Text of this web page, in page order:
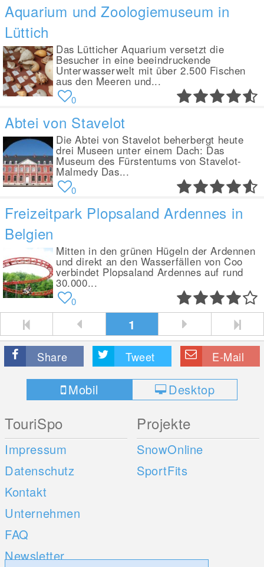
Aquarium und Zoologiemuseum in
Lüttich
Das Lütticher Aquarium versetzt die
Besucher in eine beeindruckende
Unterwasserwelt mit über 2.500 Fischen
aus den Meeren und...
0
Abtei von Stavelot
Die Abtei von Stavelot beherbergt heute
drei Museen unter einem Dach: Das
Museum des Fürstentums von Stavelot-
Malmedy Das...
0
Freizeitpark Plopsaland Ardennes in
Belgien
Mitten in den grünen Hügeln der Ardennen
und direkt an den Wasserfällen von Coo
verbindet Plopsaland Ardennes auf rund
30.000...
0
1
Share Tweet E-Mail
Mobil Desktop
TouriSpo
Impressum
Datenschutz
Kontakt
Unternehmen
FAQ
Newsletter
Projekte
SnowOnline
SportFits